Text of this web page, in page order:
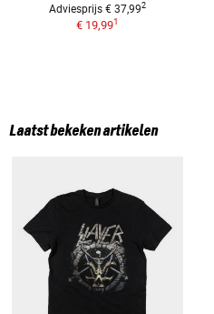
Adviesprijs € 37,992
€ 19,991
Laatst bekeken artikelen